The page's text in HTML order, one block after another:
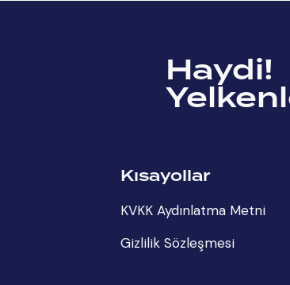
Haydi!
Kısayollar
KVKK Aydınlatma Metni
Gizlilik Sözleşmesi